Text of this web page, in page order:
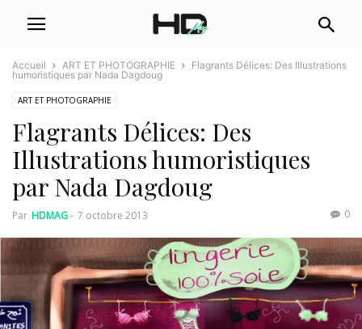
Accueil ART ET PHOTOGRAPHIE
Flagrants Délices: Des Illustrations
humoristiques par Nada Dagdoug
ART ET PHOTOGRAPHIE
Flagrants Délices: Des
Illustrations humoristiques
par Nada Dagdoug
Par HDMAG- 7 octobre 2013 0